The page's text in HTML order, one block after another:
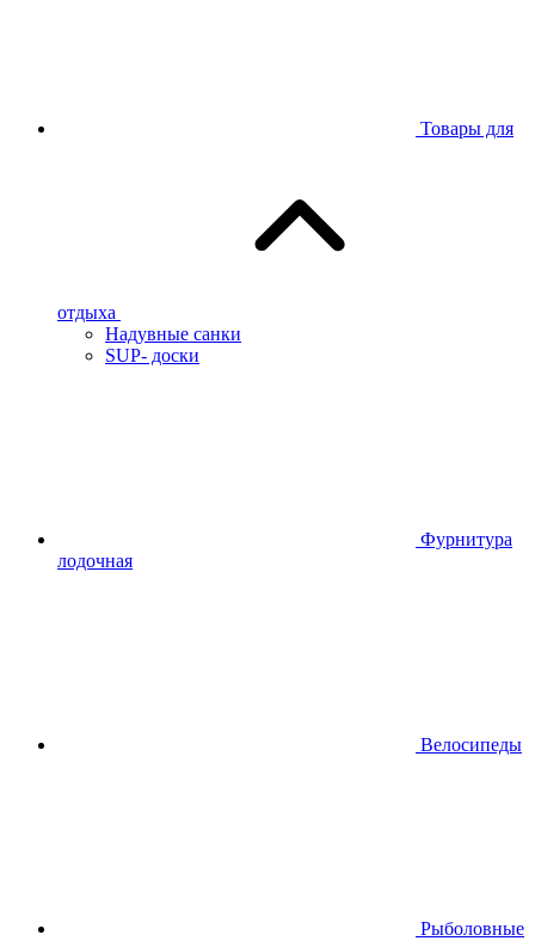
Товары для
отдыха
Надувные санки
SUP- доски
Фурнитура
лодочная
Велосипеды
Рыболовные